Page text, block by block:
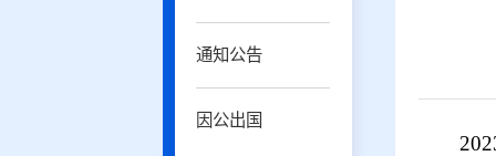
通知公告
因公出国